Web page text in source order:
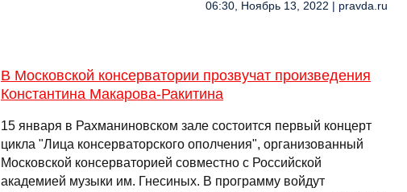
06:30, Ноябрь 13, 2022 | pravda.ru
В Московской консерватории прозвучат произведения
Константина Макарова-Ракитина
15 января в Рахманиновском зале состоится первый концерт
цикла "Лица консерваторского ополчения", организованный
Московской консерваторией совместно с Российской
академией музыки им. Гнесиных. В программу войдут